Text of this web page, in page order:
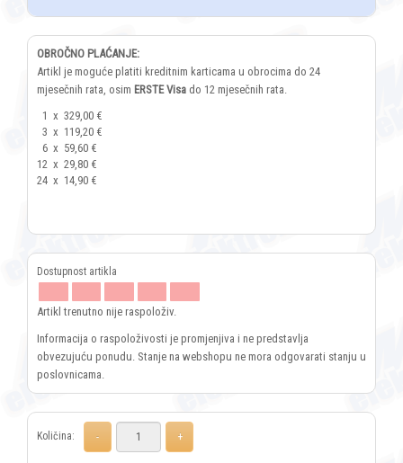
OBROČNO PLAĆANJE:
Artikl je moguće platiti kreditnim karticama u obrocima do 24
mjesečnih rata, osim ERSTE Visa do 12 mjesečnih rata.
1 x 329,00 €
3 x 119,20 €
6 x 59,60 €
12 x 29,80 €
24 x 14,90 €
Artikl trenutno nije raspoloživ.
Informacija o raspoloživosti je promjenjiva i ne predstavlja
obvezujuću ponudu. Stanje na webshopu ne mora odgovarati stanju u
poslovnicama.
Količina: